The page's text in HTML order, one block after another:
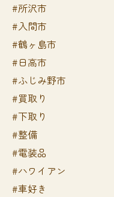
#所沢市
#入間市
#鶴ヶ島市
#日高市
#ふじみ野市
#買取り
#下取り
#整備
#電装品
#ハワイアン
#車好き